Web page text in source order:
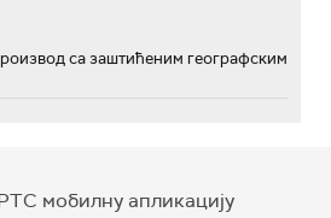
са заштићеним географским
мобилну апликацију